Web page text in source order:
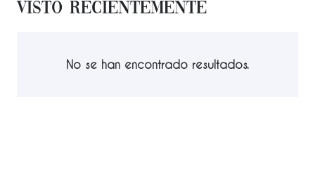
Visto Recientemente
No se han encontrado resultados.